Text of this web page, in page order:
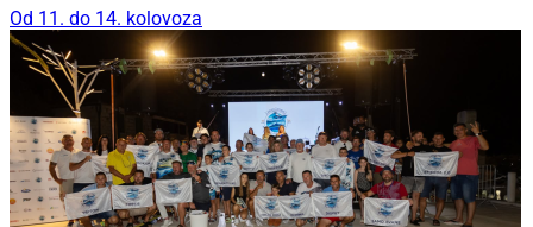
Od 11. do 14. kolovoza